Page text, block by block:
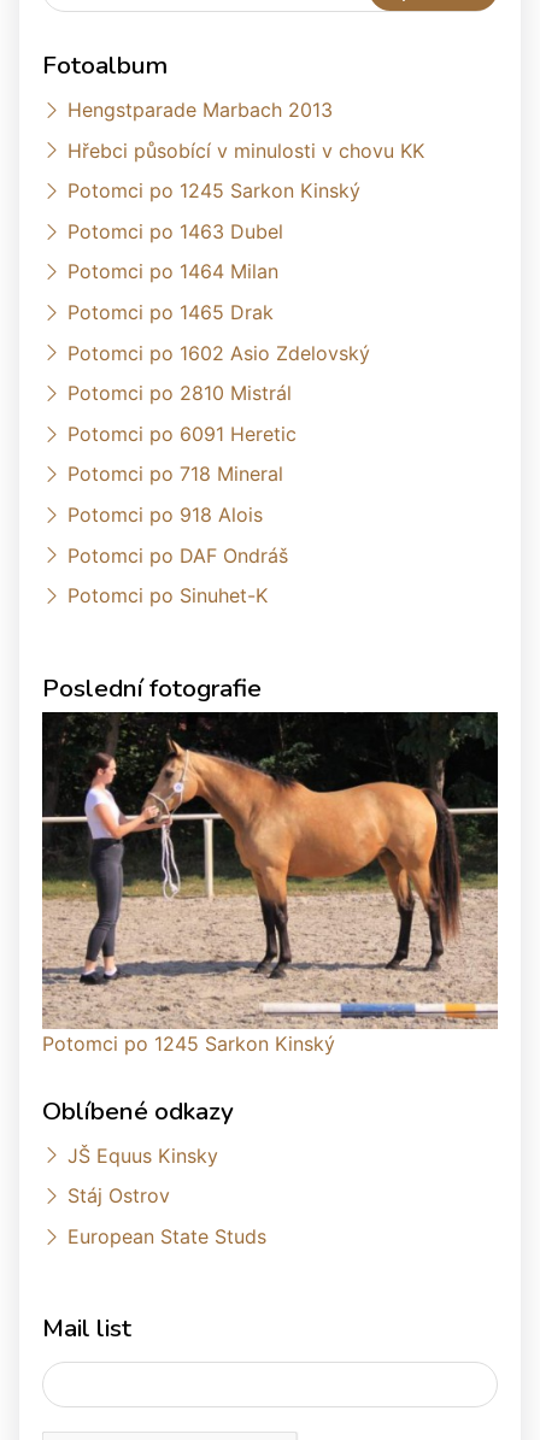
Fotoalbum
Hengstparade Marbach 2013
Hřebci působící v minulosti v chovu KK
Potomci po 1245 Sarkon Kinský
Potomci po 1463 Dubel
Potomci po 1464 Milan
Potomci po 1465 Drak
Potomci po 1602 Asio Zdelovský
Potomci po 2810 Mistrál
Potomci po 6091 Heretic
Potomci po 718 Mineral
Potomci po 918 Alois
Potomci po DAF Ondráš
Potomci po Sinuhet-K
Poslední fotografie
Potomci po 1245 Sarkon Kinský
Oblíbené odkazy
JŠ Equus Kinsky
Stáj Ostrov
European State Studs
Mail list